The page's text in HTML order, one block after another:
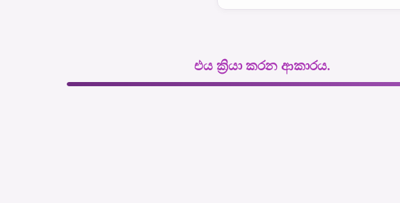
එය ක්‍රියා කරන ආකාරය.